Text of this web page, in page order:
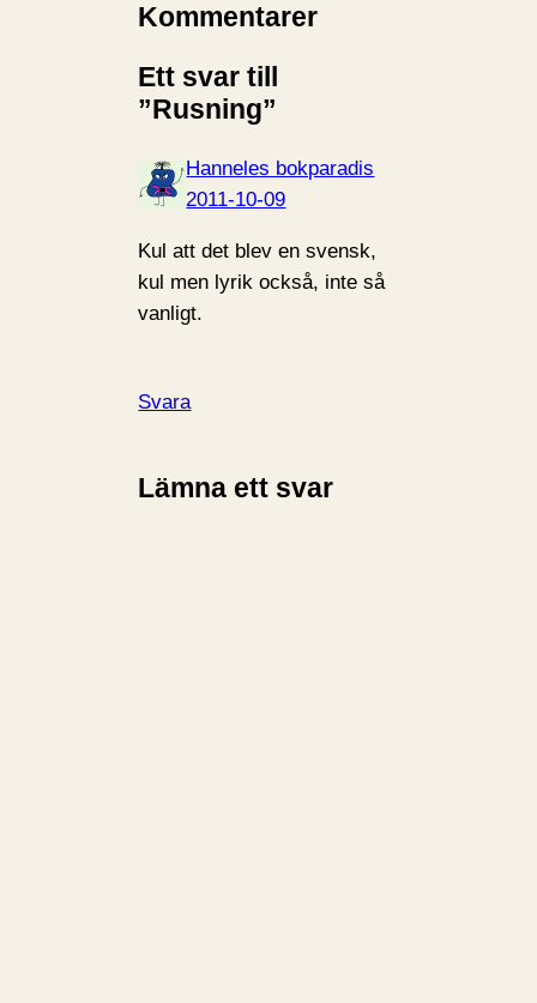
Kommentarer
Ett svar till
”Rusning”
Hanneles bokparadis
2011-10-09
Kul att det blev en svensk,
kul men lyrik också, inte så
vanligt.
Svara
Lämna ett svar